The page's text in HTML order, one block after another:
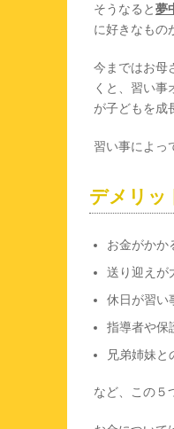
そうなると夢
に好きなもの
今まではお母
くと、習い事
が子どもを成
習い事によっ
デメリッ
お金がかか
送り迎えが
休日が習い
指導者や保
兄弟姉妹と
など、この５